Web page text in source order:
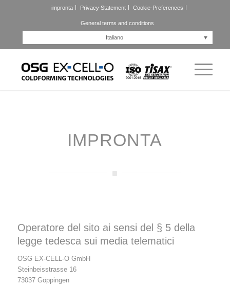
impronta Privacy Statement Cookie-Preferences
General terms and conditions
Italiano
IMPRONTA
Operatore del sito ai sensi del § 5 della
legge tedesca sui media telematici
OSG EX-CELL-O GmbH
Steinbeisstrasse 16
73037 Göppingen